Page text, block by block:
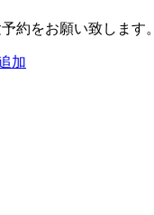
約をお願い致します。